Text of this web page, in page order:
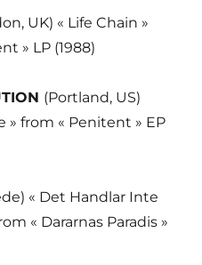
UK) « Life Chain »
» LP (1988)
(Portland, US)
from « Penitent » EP
« Det Handlar Inte
« Dararnas Paradis »